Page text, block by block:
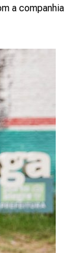
a companhia